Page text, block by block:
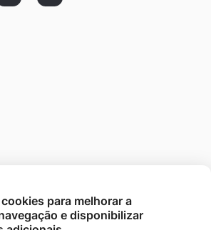
para melhorar a
e disponibilizar